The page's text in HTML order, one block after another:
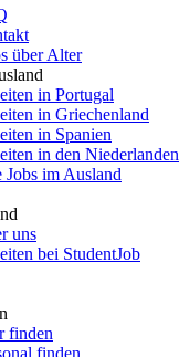
über Alter
in Portugal
in Griechenland
in Spanien
in den Niederlanden
Jobs im Ausland
uns
bei StudentJob
finden
finden